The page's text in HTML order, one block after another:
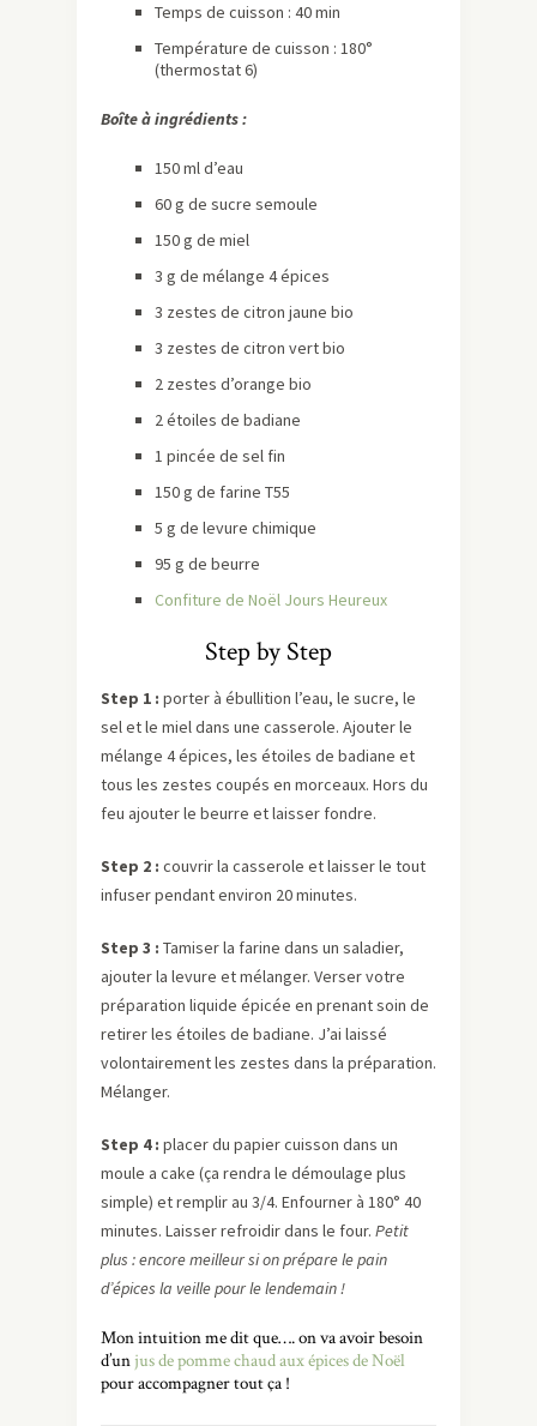
Temps de cuisson : 40 min
Température de cuisson : 180°
(thermostat 6)
Boîte à ingrédients :
150 ml d’eau
60 g de sucre semoule
150 g de miel
3 g de mélange 4 épices
3 zestes de citron jaune bio
3 zestes de citron vert bio
2 zestes d’orange bio
2 étoiles de badiane
1 pincée de sel fin
150 g de farine T55
5 g de levure chimique
95 g de beurre
Confiture de Noël Jours Heureux
Step by Step
Step 1 : porter à ébullition l’eau, le sucre, le
sel et le miel dans une casserole. Ajouter le
mélange 4 épices, les étoiles de badiane et
tous les zestes coupés en morceaux. Hors du
feu ajouter le beurre et laisser fondre.
Step 2 : couvrir la casserole et laisser le tout
infuser pendant environ 20 minutes.
Step 3 : Tamiser la farine dans un saladier,
ajouter la levure et mélanger. Verser votre
préparation liquide épicée en prenant soin de
retirer les étoiles de badiane. J’ai laissé
volontairement les zestes dans la préparation.
Mélanger.
Step 4 : placer du papier cuisson dans un
moule a cake (ça rendra le démoulage plus
simple) et remplir au 3/4. Enfourner à 180° 40
minutes. Laisser refroidir dans le four. Petit
plus : encore meilleur si on prépare le pain
d’épices la veille pour le lendemain !
Mon intuition me dit que…. on va avoir besoin
d’un jus de pomme chaud aux épices de Noël
pour accompagner tout ça !